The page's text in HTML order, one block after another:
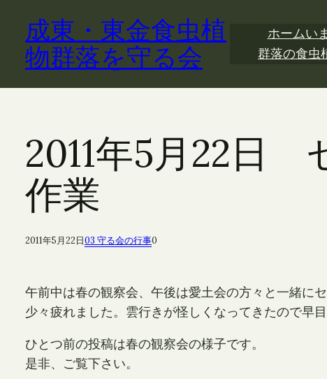
キ
成東・東金食虫植
物群落を守る会
ホームい
群落の食虫
2011年5月22日
作業
2011年5月22日03 守る会の行事0
午前中は春の観察会、午後は愛土会の方々と一緒に
少々疲れました。雲行きが怪しくなってきたので早目
ひとつ前の投稿は春の観察会の様子です。
是非、ご覧下さい。